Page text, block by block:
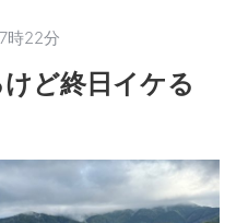
時22分
ど終日イケる